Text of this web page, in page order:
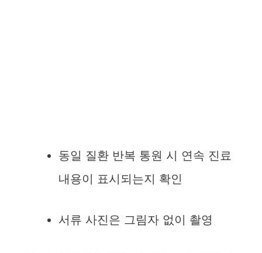
동일 질환 반복 통원 시 연속 진료
내용이 표시되는지 확인
서류 사진은 그림자 없이 촬영